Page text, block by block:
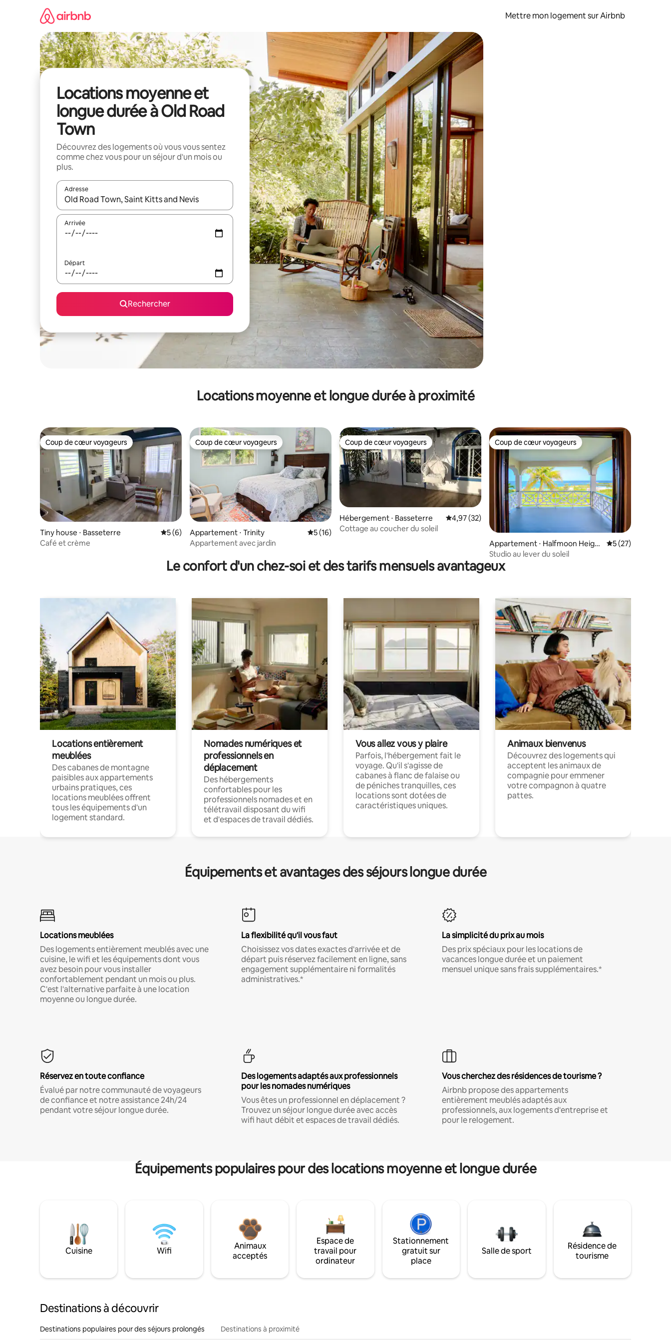
Mettre mon logement sur Airbnb
Locations moyenne et
longue durée à Old Road
Town
Découvrez des logements où vous vous sentez
comme chez vous pour un séjour d'un mois ou
plus.
Adresse
Lorsque les résultats s'affichent, utilisez les flèches vers le haut et vers le bas pour les parcourir ou en appuyant et en faisant glisser.
Arrivée
Départ
Rechercher
Locations moyenne et longue durée à proximité
Coup de cœur voyageurs
Coup de cœur voyageurs
Tiny house ⋅ Basseterre Évaluation moyenne sur la base de 6 commentaires : 5 sur 5
5 (6)
Café et crème
Coup de cœur voyageurs
Coup de cœur voyageurs
Appartement ⋅ Trinity Évaluation moyenne sur la base de 16 commentaires : 5 sur 5
5 (16)
Appartement avec jardin
Coup de cœur voyageurs
Coup de cœur voyageurs
Hébergement ⋅ Basseterre Évaluation moyenne sur la base de 32 commentaires : 4,97 sur 5
4,97 (32)
Cottage au coucher du soleil
Coup de cœur voyageurs
Coup de cœur voyageurs
Appartement ⋅ Halfmoon Height
s
Évaluation
5 (27)
Studio au lever du soleil
Le confort d'un chez-soi et des tarifs mensuels avantageux
Locations entièrement
meublées
Des cabanes de montagne
paisibles aux appartements
urbains pratiques, ces
locations meublées offrent
tous les équipements d'un
logement standard.
Nomades numériques et
professionnels en
déplacement
Des hébergements
confortables pour les
professionnels nomades et en
télétravail disposant du wifi
et d'espaces de travail dédiés.
Vous allez vous y plaire
Parfois, l'hébergement fait le
voyage. Qu'il s'agisse de
cabanes à flanc de falaise ou
de péniches tranquilles, ces
locations sont dotées de
caractéristiques uniques.
Animaux bienvenus
Découvrez des logements qui
acceptent les animaux de
compagnie pour emmener
votre compagnon à quatre
pattes.
Équipements et avantages des séjours longue durée
Locations meublées
Des logements entièrement meublés avec une
cuisine, le wifi et les équipements dont vous
avez besoin pour vous installer
confortablement pendant un mois ou plus.
C'est l'alternative parfaite à une location
moyenne ou longue durée.
La flexibilité qu'il vous faut
Choisissez vos dates exactes d'arrivée et de
départ puis réservez facilement en ligne, sans
engagement supplémentaire ni formalités
administratives.*
La simplicité du prix au mois
Des prix spéciaux pour les locations de
vacances longue durée et un paiement
mensuel unique sans frais supplémentaires.*
Réservez en toute confiance
Évalué par notre communauté de voyageurs
de confiance et notre assistance 24h/24
pendant votre séjour longue durée.
Des logements adaptés aux professionnels
pour les nomades numériques
Vous êtes un professionnel en déplacement ?
Trouvez un séjour longue durée avec accès
wifi haut débit et espaces de travail dédiés.
Vous cherchez des résidences de tourisme ?
Airbnb propose des appartements
entièrement meublés adaptés aux
professionnels, aux logements d'entreprise et
pour le relogement.
Équipements populaires pour des locations moyenne et longue durée
Cuisine Wifi
Animaux
acceptés
Espace de
travail pour
ordinateur
Stationnement
gratuit sur
place
Salle de sport
Résidence de
tourisme
Destinations à découvrir
Destinations populaires pour des séjours prolongés Destinations à proximité